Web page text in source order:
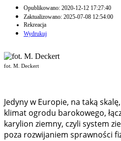
Opublikowano: 2020-12-12 17:27:40
Zaktualizowano: 2025-07-08 12:54:00
Rekreacja
Wydrukuj
fot. M. Deckert
Jedyny w Europie, na taką
klimat ogrodu barokowego,
karylion ziemny, czyli system
poza rozwijaniem sprawności